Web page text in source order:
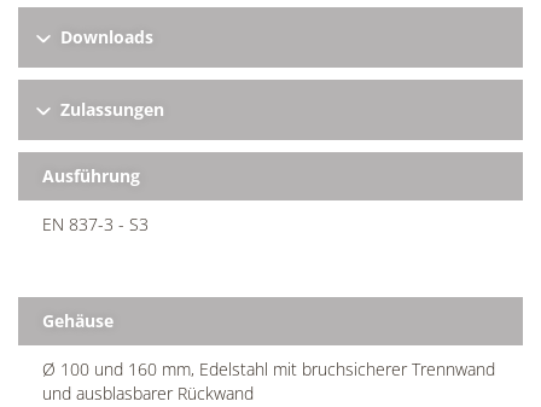
Downloads
Zulassungen
Ausführung
EN 837-3 - S3
Gehäuse
Ø 100 und 160 mm, Edelstahl mit bruchsicherer Trennwand
und ausblasbarer Rückwand